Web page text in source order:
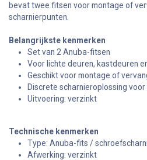
bevat twee fitsen voor montage of
scharnierpunten.
Belangrijkste kenmerken
Set van 2 Anuba-fitsen
Voor lichte deuren, kastdeuren
Geschikt voor montage of
Discrete scharnieroplossing
Uitvoering: verzinkt
Technische kenmerken
Type: Anuba-fits /
Afwerking: verzinkt